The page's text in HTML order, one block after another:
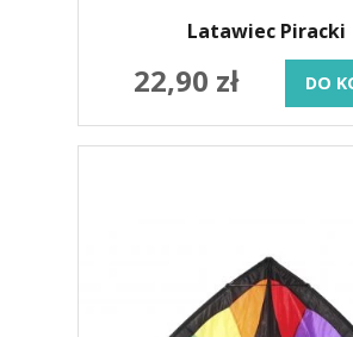
Latawiec Piracki
22,90 zł DO